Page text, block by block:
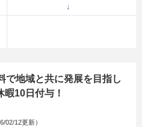
で地域と共に発展を目指し
暇10日付与！
02/12更新）